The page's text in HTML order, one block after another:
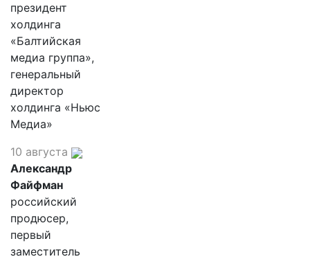
президент
холдинга
«Балтийская
медиа группа»,
генеральный
директор
холдинга «Ньюс
Медиа»
10 августа
Александр
Файфман
российский
продюсер,
первый
заместитель